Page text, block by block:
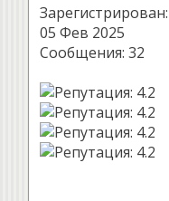
Зарегистрирован:
05 Фев 2025
Сообщения: 32